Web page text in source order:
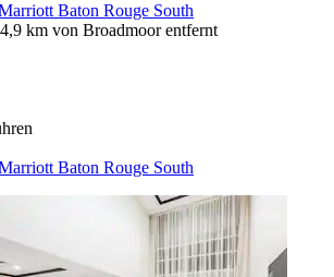
Baton Rouge South
km von Broadmoor entfernt
Baton Rouge South